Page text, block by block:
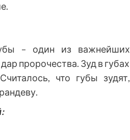
– один из важнейших
пророчества. Зуд в губах
что губы зудят,